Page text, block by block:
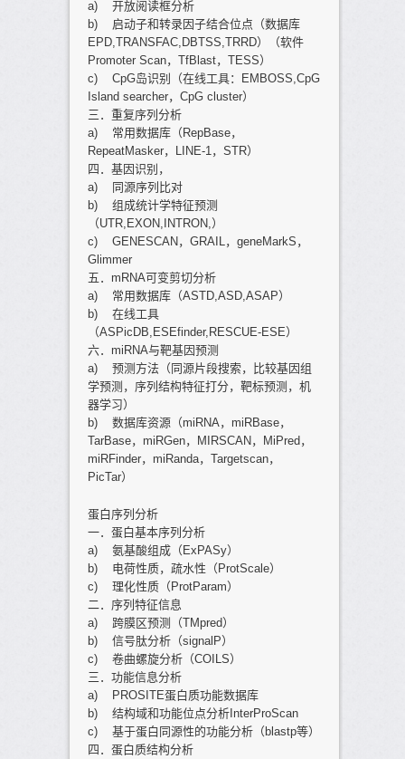
a) 开放阅读框分析
b) 启动子和转录因子结合位点（数据库
EPD,TRANSFAC,DBTSS,TRRD）（软件
Promoter Scan，TfBlast，TESS）
c) CpG岛识别（在线工具：EMBOSS,CpG
Island searcher，CpG cluster）
三．重复序列分析
a) 常用数据库（RepBase，
RepeatMasker，LINE-1，STR）
四．基因识别，
a) 同源序列比对
b) 组成统计学特征预测
（UTR,EXON,INTRON,）
c) GENESCAN，GRAIL，geneMarkS，
Glimmer
五．mRNA可变剪切分析
a) 常用数据库（ASTD,ASD,ASAP）
b) 在线工具
（ASPicDB,ESEfinder,RESCUE-ESE）
六．miRNA与靶基因预测
a) 预测方法（同源片段搜索，比较基因组
学预测，序列结构特征打分，靶标预测，机
器学习）
b) 数据库资源（miRNA，miRBase，
TarBase，miRGen，MIRSCAN，MiPred，
miRFinder，miRanda，Targetscan，
PicTar）
蛋白序列分析
一．蛋白基本序列分析
a) 氨基酸组成（ExPASy）
b) 电荷性质，疏水性（ProtScale）
c) 理化性质（ProtParam）
二．序列特征信息
a) 跨膜区预测（TMpred）
b) 信号肽分析（signalP）
c) 卷曲螺旋分析（COILS）
三．功能信息分析
a) PROSITE蛋白质功能数据库
b) 结构域和功能位点分析InterProScan
c) 基于蛋白同源性的功能分析（blastp等）
四．蛋白质结构分析